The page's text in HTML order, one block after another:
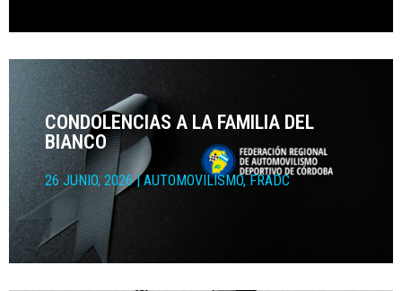
CONDOLENCIAS A LA FAMILIA DEL
BIANCO
26 JUNIO, 2026 | AUTOMOVILÍSMO,FRADC